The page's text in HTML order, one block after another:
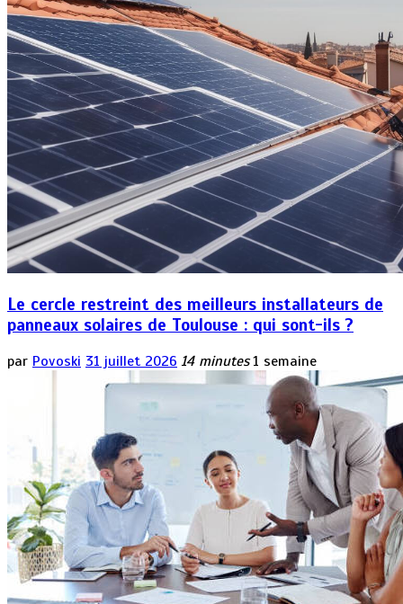
Le cercle restreint des meilleurs installateurs de
panneaux solaires de Toulouse : qui sont-ils ?
par Povoski 31 juillet 2026 14 minutes 1 semaine